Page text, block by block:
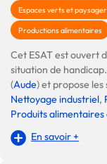
Espaces verts et
Productions alimentaires
Cet ESAT est ouvert
situation de
(Aude) et propose les
Nettoyage industriel,
Produits alimentaires
En savoir +